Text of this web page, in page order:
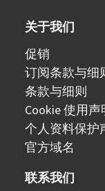
关于我们
促销
订阅条款与细
条款与细则
Cookie 使用声
个人资料保护
官方域名
联系我们